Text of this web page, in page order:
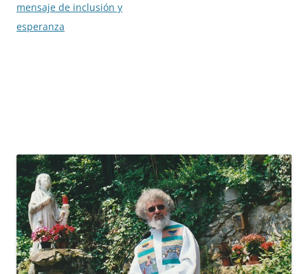
de
entradas
mensaje de inclusión y
esperanza